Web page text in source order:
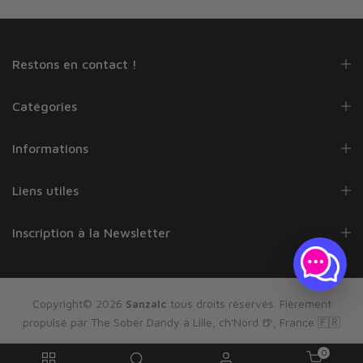
Restons en contact !
Catégories
Informations
Liens utiles
Inscription à la Newsletter
Copyright© 2026 Sanzalc tous droits réservés. Fièrement
propulsé par The Sober Dandy à Lille, ch'Nord 🍺, France 🇫🇷
0